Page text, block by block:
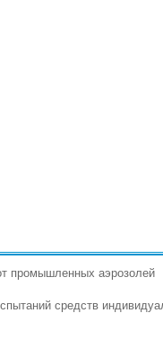
промышленных аэрозолей
средств